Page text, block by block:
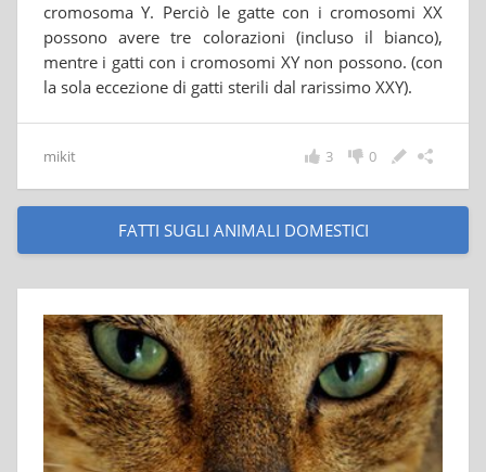
cromosoma Y. Perciò le gatte con i cromosomi XX
possono avere tre colorazioni (incluso il bianco),
mentre i gatti con i cromosomi XY non possono. (con
la sola eccezione di gatti sterili dal rarissimo XXY).
mikit 0
3
FATTI SUGLI ANIMALI DOMESTICI